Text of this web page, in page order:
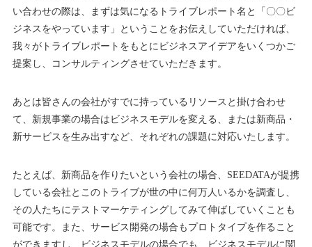
い合わせの際は、まずは気になるトライブレポート名と「〇〇ビ
ジネスをやっています」ということをお伝えしていただければ、
我々がトライブレポートをもとにビジネスアイデアをいくつかご
提案し、コンサルティングさせていただきます。
あとは皆さんの会社がすでに持っているリソースと掛け合わせ
て、新規事業の場合はビジネスモデルを変える、または新商品・
新サービスを生み出すなど、それぞれの課題に対応いたします。
たとえば、新商品を作りたいという会社の場合、SEEDATAが提携
している会社とこのトライブが世の中に何万人いるかを調査し、
その人たちにテストマーケティングしてみて伸ばしていくことも
可能です。また、サービス開発の場合もプロトタイプを作ること
ができますし、ビジネスモデルの場合でも、ビジネスモデルに関